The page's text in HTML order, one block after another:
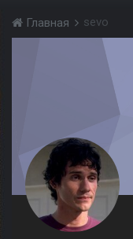
Главная sevo